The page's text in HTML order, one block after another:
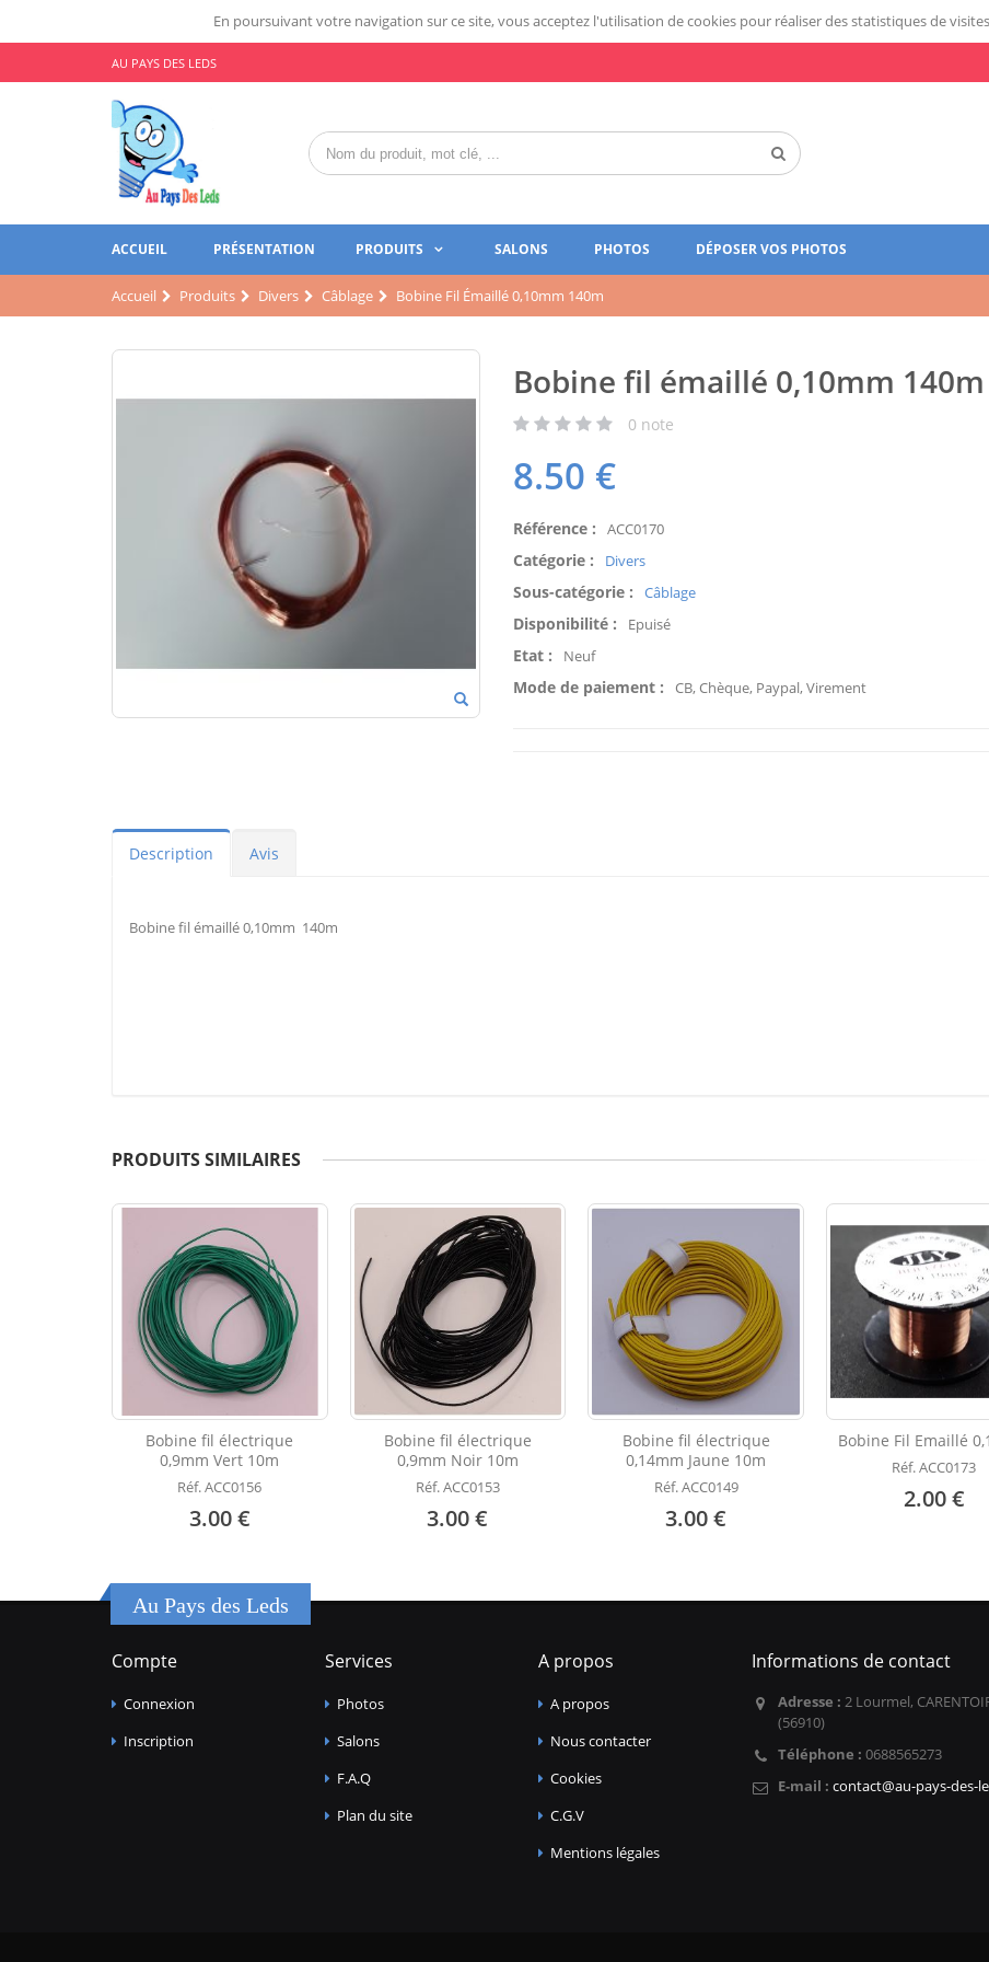
En poursuivant votre navigation sur ce site, vous acceptez l'utilisation de cookies pour réaliser des statistiques de
AU PAYS DES LEDS
ACCUEIL PRÉSENTATION PRODUITS SALONS PHOTOS DÉPOSER VOS PHOTOS
Accueil Produits Divers Câblage Bobine Fil Émaillé 0,10mm 140m
Bobine fil émaillé 0,10mm 140m
0 note
8.50 €
Référence : ACC0170
Catégorie : Divers
Sous-catégorie : Câblage
Disponibilité : Epuisé
Etat : Neuf
Mode de paiement : CB, Chèque, Paypal, Virement
Description Avis
Bobine fil émaillé 0,10mm 140m
PRODUITS SIMILAIRES
Bobine fil électrique
0,9mm Vert 10m
Réf. ACC0156
3.00 €
Bobine fil électrique
0,9mm Noir 10m
Réf. ACC0153
3.00 €
Bobine fil électrique
0,14mm Jaune 10m
Réf. ACC0149
3.00 €
Bobine Fil Emaillé
Réf. ACC0173
2.00 €
Au Pays des Leds
Compte
Connexion
Inscription
Services
Photos
Salons
F.A.Q
Plan du site
A propos
A propos
Nous contacter
Cookies
C.G.V
Mentions légales
Informations de contact
Adresse : 2 Lourmel,
(56910)
Téléphone : 0688565273
E-mail : contact@au-pays-des-